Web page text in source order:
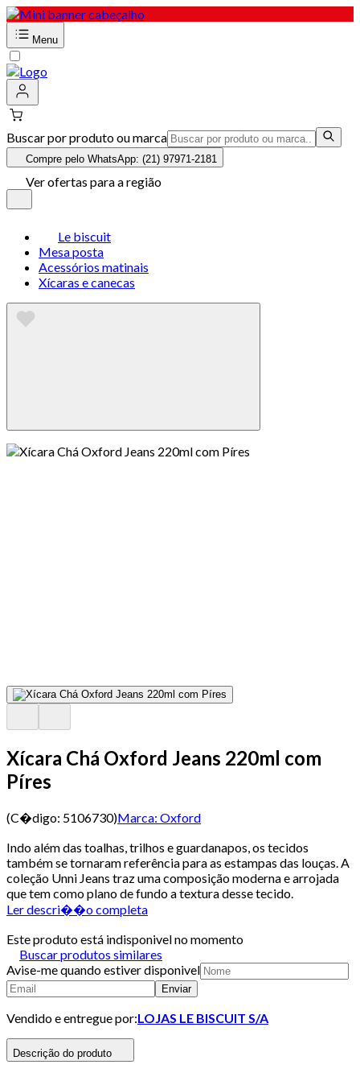
Menu
Buscar por produto ou marca
Compre pelo WhatsApp: (21) 97971-2181
Ver ofertas para a região
Le biscuit
Mesa posta
Acessórios matinais
Xícaras e canecas
Xícara Chá Oxford Jeans 220ml com
Píres
(C�digo: 5106730)Marca: Oxford
Indo além das toalhas, trilhos e guardanapos, os tecidos
também se tornaram referência para as estampas das louças. A
coleção Unni Jeans traz uma composição moderna e arrojada
que tem como plano de fundo a textura desse tecido.
Ler descri��o completa
Este produto está indisponivel no momento
Buscar produtos similares
Avise-me quando estiver disponivel
Enviar
Vendido e entregue por:LOJAS LE BISCUIT S/A
Descrição do produto